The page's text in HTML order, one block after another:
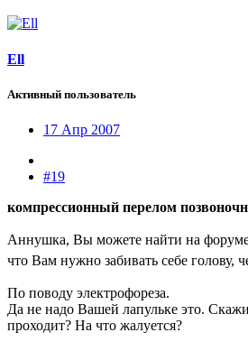
Ell
Активный пользователь
17 Апр 2007
#19
компрессионный перелом
Аннушка, Вы можете найти на
что Вам нужно забивать себе голову,
По поводу электрофореза.
Да не надо Вашей лапульке это.
проходит? На что жалуется?